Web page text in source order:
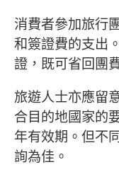
消費者參加旅行
和簽證費的支出
證，既可省回團
旅遊人士亦應留
合目的地國家的
年有效期。但不
詢為佳。